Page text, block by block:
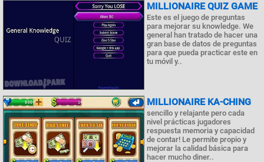
MILLIONAIRE QUIZ GAME
Este es el juego de preguntas
para mejorar su knowledge. We
general han tratado de hacer una
gran base de datos de preguntas
para que pueda practicar este en
tu móvil y..
MILLIONAIRE KA-CHING
sencillo y relajante pero cada
nivel prácticas jugadores
respuesta memoria y capacidad
de contar! Le permite propio y
mejorar la calidad básica para
hacer mucho diner..